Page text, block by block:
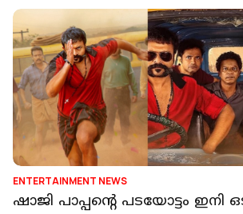
ENTERTAINMENT NEWS
ഷാജി പാപ്പന്റെ പടയോട്ടം ഇനി